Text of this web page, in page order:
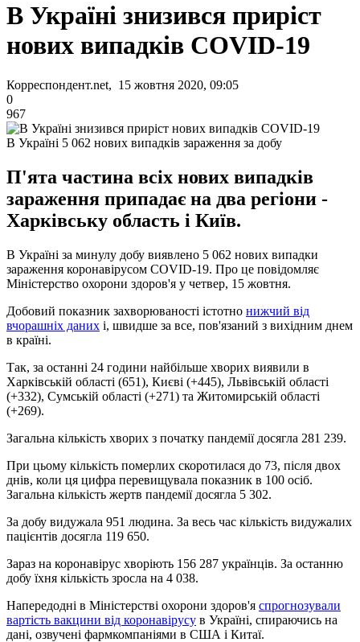
В Україні знизився приріст
нових випадків COVID-19
Корреспондент.net, 15 жовтня 2020, 09:05
0
967
В Україні 5 062 нових випадків зараження за добу
П'ята частина всіх нових випадків
зараження припадає на два регіони -
Харківську область і Київ.
В Україні за минулу добу виявлено 5 062 нових випадки
зараження коронавірусом COVID-19. Про це повідомляє
Міністерство охорони здоров'я у четвер, 15 жовтня.
Добовий показник захворюваності істотно нижчий від
вчорашніх даних і, швидше за все, пов'язаний з вихідним днем
​​в країні.
Так, за останні 24 години найбільше хворих виявили в
Харківській області (651), Києві (+445), Львівській області
(+332), Сумській області (+271) та Житомирській області
(+269).
Загальна кількість хворих з початку пандемії досягла 281 239.
При цьому кількість померлих скоротилася до 73, після двох
днів, коли ця цифра перевищувала показник в 100 осіб.
Загальна кількість жертв пандемії досягла 5 302.
За добу видужала 951 людина. За весь час кількість видужалих
пацієнтів досягла 119 650.
Зараз на коронавірус хворіють 156 287 українців. За останню
добу їхня кількість зросла на 4 038.
Напередодні в Міністерстві охорони здоров'я спрогнозували
вартість вакцини від коронавірусу в Україні, спираючись на
дані, озвучені фармкомпаніями в США і Китаї.